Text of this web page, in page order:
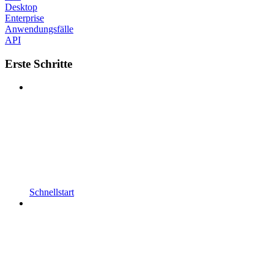
Desktop
Enterprise
Anwendungsfälle
API
Erste Schritte
Schnellstart